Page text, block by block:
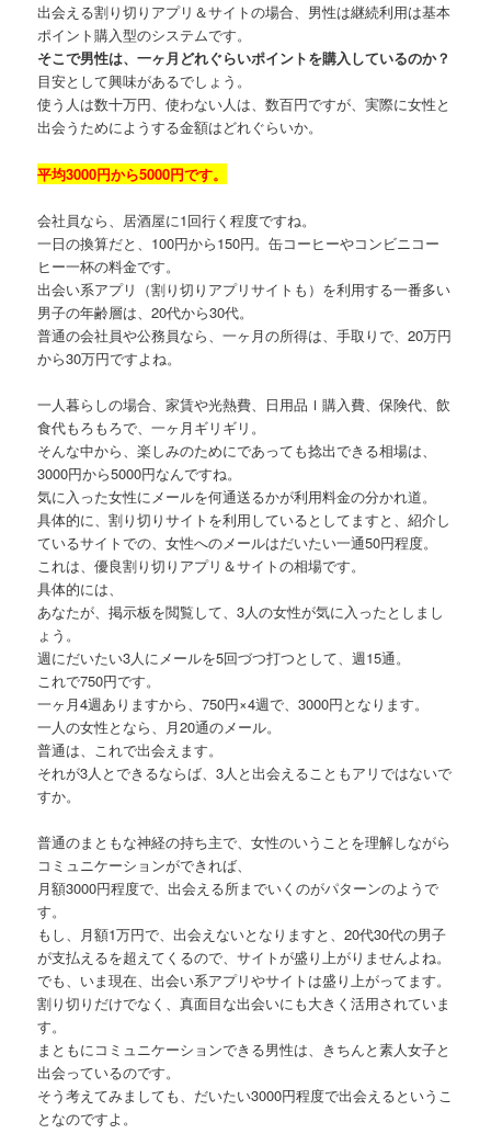
出会える割り切りアプリ＆サイトの場合、男性は継続利用は基本
ポイント購入型のシステムです。
そこで男性は、一ヶ月どれぐらいポイントを購入しているのか？
目安として興味があるでしょう。
使う人は数十万円、使わない人は、数百円ですが、実際に女性と
出会うためにようする金額はどれぐらいか。
平均3000円から5000円です。
会社員なら、居酒屋に1回行く程度ですね。
一日の換算だと、100円から150円。缶コーヒーやコンビニコー
ヒー一杯の料金です。
出会い系アプリ（割り切りアプリサイトも）を利用する一番多い
男子の年齢層は、20代から30代。
普通の会社員や公務員なら、一ヶ月の所得は、手取りで、20万円
から30万円ですよね。
一人暮らしの場合、家賃や光熱費、日用品ｌ購入費、保険代、飲
食代もろもろで、一ヶ月ギリギリ。
そんな中から、楽しみのためにであっても捻出できる相場は、
3000円から5000円なんですね。
気に入った女性にメールを何通送るかが利用料金の分かれ道。
具体的に、割り切りサイトを利用しているとしてますと、紹介し
ているサイトでの、女性へのメールはだいたい一通50円程度。
これは、優良割り切りアプリ＆サイトの相場です。
具体的には、
あなたが、掲示板を閲覧して、3人の女性が気に入ったとしまし
ょう。
週にだいたい3人にメールを5回づつ打つとして、週15通。
これで750円です。
一ヶ月4週ありますから、750円×4週で、3000円となります。
一人の女性となら、月20通のメール。
普通は、これで出会えます。
それが3人とできるならば、3人と出会えることもアリではないで
すか。
普通のまともな神経の持ち主で、女性のいうことを理解しながら
コミュニケーションができれば、
月額3000円程度で、出会える所までいくのがパターンのようで
す。
もし、月額1万円で、出会えないとなりますと、20代30代の男子
が支払えるを超えてくるので、サイトが盛り上がりませんよね。
でも、いま現在、出会い系アプリやサイトは盛り上がってます。
割り切りだけでなく、真面目な出会いにも大きく活用されていま
す。
まともにコミュニケーションできる男性は、きちんと素人女子と
出会っているのです。
そう考えてみましても、だいたい3000円程度で出会えるというこ
となのですよ。